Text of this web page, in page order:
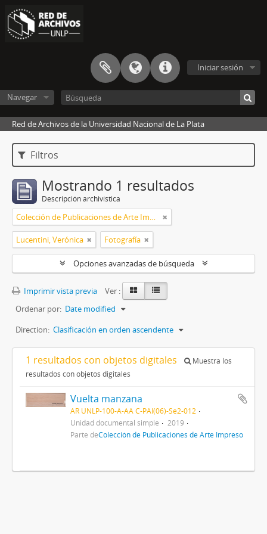
Iniciar sesión
Navegar
Red de Archivos de la Universidad Nacional de La Plata
Filtros
Mostrando 1 resultados
Descripción archivística
Colección de Publicaciones de Arte Impreso
Lucentini, Verónica Fotografía
Opciones avanzadas de búsqueda
Imprimir vista previa
Ver :
Ordenar por: Date modified
Direction: Clasificación en orden ascendente
1 resultados con objetos digitales
Muestra los
resultados con objetos digitales
Vuelta manzana
AR UNLP-100-A-AA C-PAI(06)-Se2-012
Unidad documental simple
2019
Parte deColección de Publicaciones de Arte Impreso